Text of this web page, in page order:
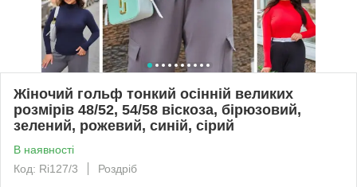
Жіночий гольф тонкий осінній великих
розмірів 48/52, 54/58 віскоза, бірюзовий,
зелений, рожевий, синій, сірий
В наявності
Код: Ri127/3
Роздріб